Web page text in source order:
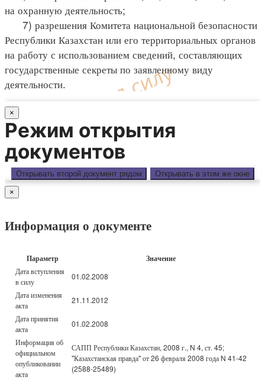
на охранную деятельность;
7) разрешения Комитета национальной безопасности
Республики Казахстан или его территориальных органов
на работу с использованием сведений, составляющих
государственные секреты по заявленному виду
деятельности.
×
Режим открытия
документов
Открывать второй документ рядом Открывать в этом же окне
×
Информация о документе
Параметр Значение
Дата вступления
в силу
01.02.2008
Дата изменения
акта
21.11.2012
Дата принятия
акта
01.02.2008
Информация об
официальном
опубликовании
акта
САПП Республики Казахстан, 2008 г., N 4, ст. 45;
"Казахстанская правда" от 26 февраля 2008 года N 41-42
(2588-25489)